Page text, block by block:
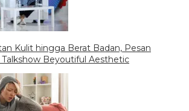
Kulit hingga Berat Badan, Pesan
Beyoutiful Aesthetic